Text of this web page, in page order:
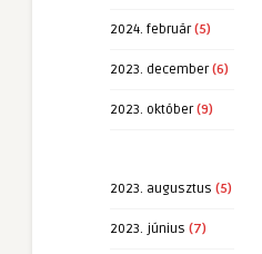
2024. február(5)
2023. december(6)
2023. október(9)
2023. augusztus (5)
2023. június (7)